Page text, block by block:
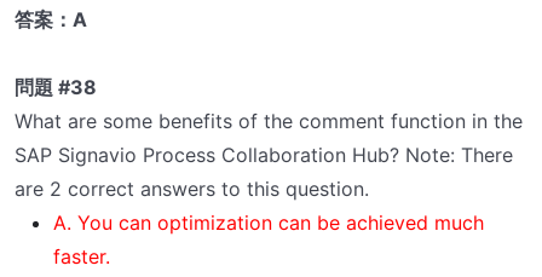
答案：A
問題 #38
What are some benefits of the comment function in the
SAP Signavio Process Collaboration Hub? Note: There
are 2 correct answers to this question.
A. You can optimization can be achieved much
faster.